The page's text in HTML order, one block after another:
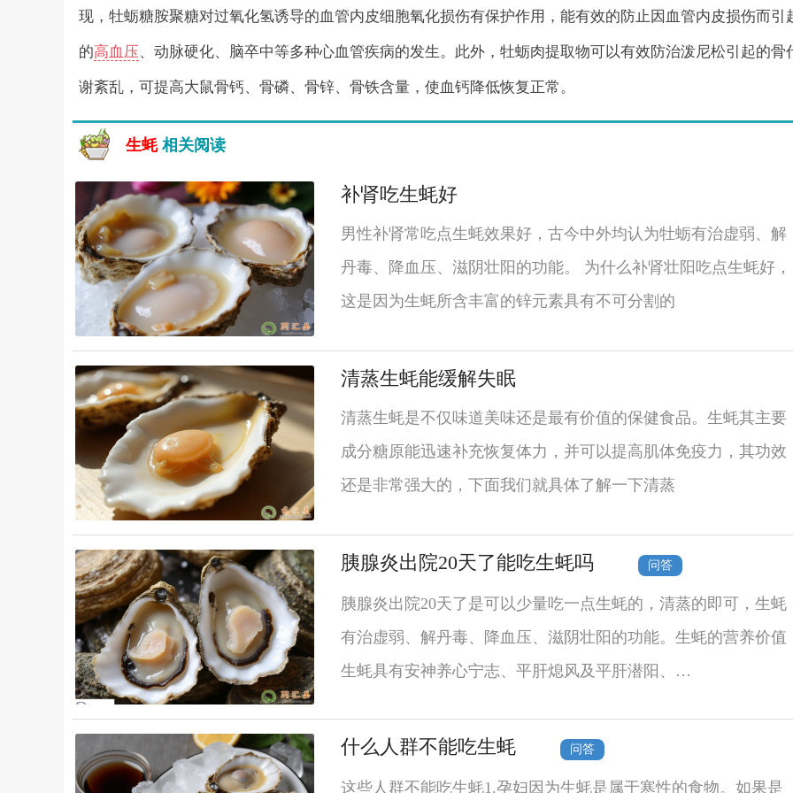
现，牡蛎糖胺聚糖对过氧化氢诱导的血管内皮细胞氧化损伤有保护作用，能有效的防止因血管内皮损伤而引
的高血压、动脉硬化、脑卒中等多种心血管疾病的发生。此外，牡蛎肉提取物可以有效防治泼尼松引起的骨
谢紊乱，可提高大鼠骨钙、骨磷、骨锌、骨铁含量，使血钙降低恢复正常。
生蚝相关阅读
补肾吃生蚝好
男性补肾常吃点生蚝效果好，古今中外均认为牡蛎有治虚弱、解
丹毒、降血压、滋阴壮阳的功能。 为什么补肾壮阳吃点生蚝好，
这是因为生蚝所含丰富的锌元素具有不可分割的
清蒸生蚝能缓解失眠
清蒸生蚝是不仅味道美味还是最有价值的保健食品。生蚝其主要
成分糖原能迅速补充恢复体力，并可以提高肌体免疫力，其功效
还是非常强大的，下面我们就具体了解一下清蒸
胰腺炎出院20天了能吃生蚝吗 问答
胰腺炎出院20天了是可以少量吃一点生蚝的，清蒸的即可，生蚝
有治虚弱、解丹毒、降血压、滋阴壮阳的功能。生蚝的营养价值
生蚝具有安神养心宁志、平肝熄风及平肝潜阳、…
什么人群不能吃生蚝 问答
这些人群不能吃生蚝1.孕妇因为生蚝是属于寒性的食物。如果是